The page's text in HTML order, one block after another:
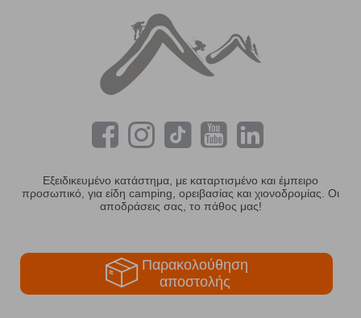
Εξειδικευμένο κατάστημα, με καταρτισμένο και έμπειρο
προσωπικό, για είδη camping, ορειβασίας και χιονοδρομίας. Οι
αποδράσεις σας, το πάθος μας!
Παρακολούθηση
αποστολής